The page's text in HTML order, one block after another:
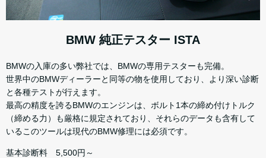
BMW 純正テスター ISTA
BMWの入庫の多い弊社では、BMWの専用テスターも完備。
世界中のBMWディーラーと同等の物を使用しており、より深い診断
と各種テストが行えます。
最高の精度を誇るBMWのエンジンは、ボルト1本の締め付けトルク
（締める力）も厳格に規定されており、それらのデータも含有して
いるこのツールは現代のBMW修理には必須です。
基本診断料 5,500円～